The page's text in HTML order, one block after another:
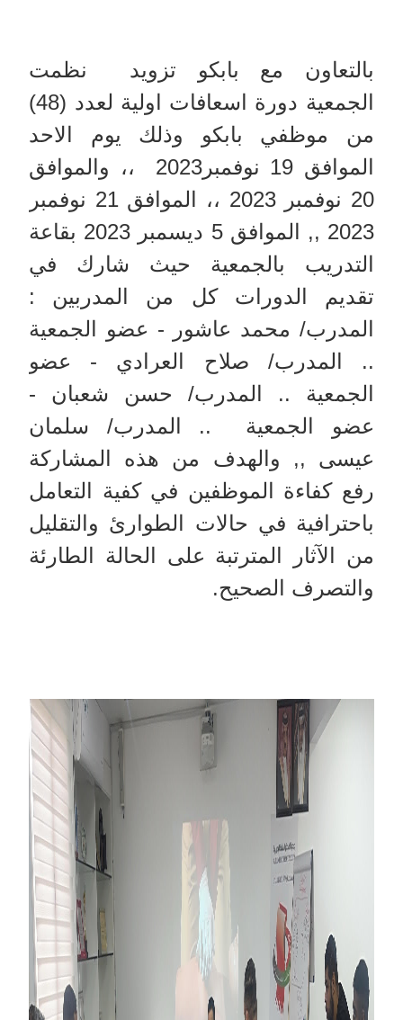
بالتعاون مع بابكو تزويد نظمت
الجمعية دورة اسعافات اولية لعدد (48)
من موظفي بابكو وذلك يوم الاحد
الموافق 19 نوفمبر2023 ،، والموافق
20 نوفمبر 2023 ،، الموافق 21 نوفمبر
2023 ,, الموافق 5 ديسمبر 2023 بقاعة
التدريب بالجمعية حيث شارك في
تقديم الدورات كل من المدربين :
المدرب/ محمد عاشور - عضو الجمعية
.. المدرب/ صلاح العرادي - عضو
الجمعية .. المدرب/ حسن شعبان -
عضو الجمعية .. المدرب/ سلمان
عيسى ,, والهدف من هذه المشاركة
رفع كفاءة الموظفين في كفية التعامل
باحترافية في حالات الطوارئ والتقليل
من الآثار المترتبة على الحالة الطارئة
والتصرف الصحيح.